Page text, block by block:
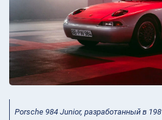
Porsche 984 Junior, разработанный в